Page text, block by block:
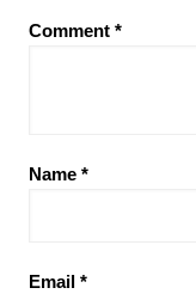
Comment *
Name *
Email *